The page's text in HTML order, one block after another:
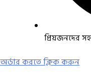
প্রিয়জনদের
অর্ডার করতে ক্লিক করুন